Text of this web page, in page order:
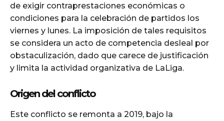
de exigir contraprestaciones económicas o
condiciones para la celebración de partidos los
viernes y lunes. La imposición de tales requisitos
se considera un acto de competencia desleal por
obstaculización, dado que carece de justificación
y limita la actividad organizativa de LaLiga.
Origen del conflicto
Este conflicto se remonta a 2019, bajo la